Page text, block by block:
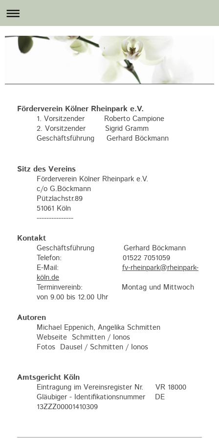
Förderverein Kölner Rheinpark e.V.
1. Vorsitzender Roberto Campione
2. Vorsitzender Sigrid Gramm
Geschäftsführung Gerhard Böckmann
Sitz des Vereins
Förderverein Kölner Rheinpark e.V.
c/o G.Böckmann
Pützlachstr.89
51061 Köln
---------------
Kontakt
Geschäftsführung Gerhard Böckmann
Telefon: 01522 7051059
E-Mail: fv-rheinpark@rheinpark-
köln.de
Terminvereinb: Montag und Mittwoch
von 9.00 bis 12.00 Uhr
Autoren
Michael Eppenich, Angelika Schmitten
Webseite Schmitten / Ionos
Fotos Dausel / Schmitten / Ionos
Amtsgericht Köln
Eintragung im Vereinsregister Nr. VR 18000
Gläubiger - Identifikationsnummer DE
13ZZZ00001410309